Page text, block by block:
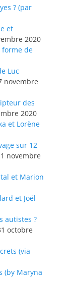
? (par
et
2020
forme de
Luc
novembre
des
2020
et Lorène
sur 12
novembre
et Marion
et Joël
autistes ?
octobre
(via
(by Maryna